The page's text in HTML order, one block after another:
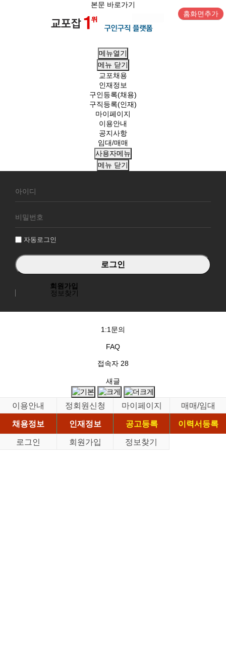
본문 바로가기
홈화면추가
메뉴열기
메뉴 닫기
교포채용
인재정보
구인등록(채용)
구직등록(인재)
마이페이지
이용안내
공지사항
임대/매매
사용자메뉴
메뉴 닫기
원
그
자동로그인
회원가입
정보찾기
1:1문의
FAQ
접속자 28
새글
이용안내 정회원신청 마이페이지
매매/임대
채용정보
인재정보 공고등록
이력서등록
로그인
회원가입 정보찾기